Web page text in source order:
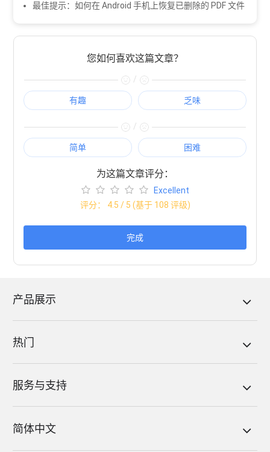
最佳提示：如何在 Android 手机上恢复已删除的 PDF 文件
您如何喜欢这篇文章？
/
有趣 乏味
/
简单 困难
为这篇文章评分：
Excellent
评分： 4.5 / 5 (基于 108 评级)
完成
产品展示
热门
服务与支持
简体中文